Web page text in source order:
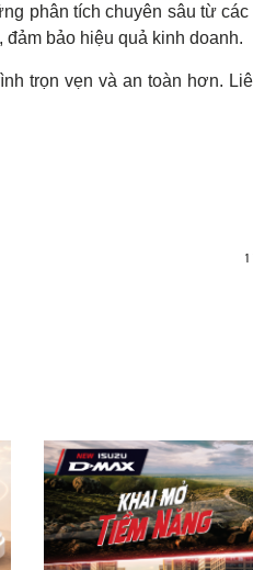
phân tích chuyên sâu từ
bảo hiệu quả kinh doanh.
trọn vẹn và an toàn hơn.